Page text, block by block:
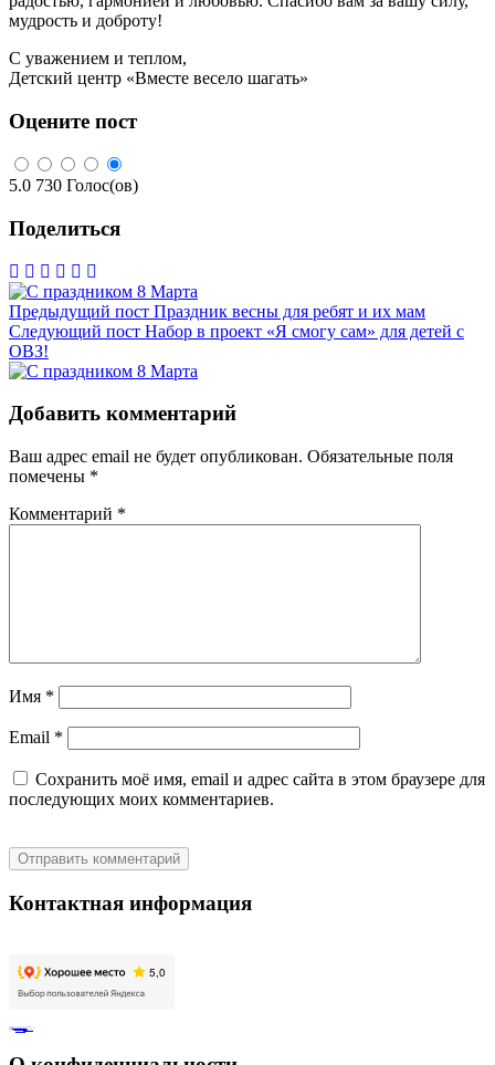
мудрость и доброту!
С уважением и теплом,
Детский центр «Вместе весело шагать»
Оцените пост
5.0 730 Голос(ов)
Поделиться
Предыдущий пост Праздник весны для ребят и их мам
Следующий пост Набор в проект «Я смогу сам» для детей с
ОВЗ!
Добавить комментарий
Ваш адрес email не будет опубликован. Обязательные поля
помечены *
Комментарий *
Имя *
Email *
Сохранить моё имя, email и адрес сайта в этом браузере для
последующих моих комментариев.
Контактная информация